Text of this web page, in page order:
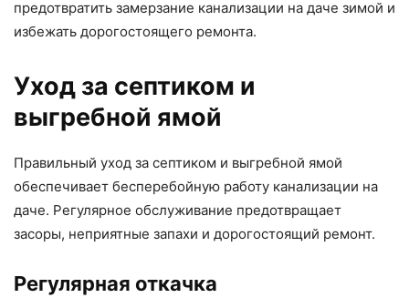
предотвратить замерзание канализации на даче зимой и
избежать дорогостоящего ремонта.
Уход за септиком и
выгребной ямой
Правильный уход за септиком и выгребной ямой
обеспечивает бесперебойную работу канализации на
даче. Регулярное обслуживание предотвращает
засоры, неприятные запахи и дорогостоящий ремонт.
Регулярная откачка